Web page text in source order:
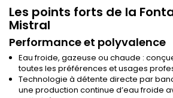
Les points forts de la
Mistral
Performance et polyvalence
Eau froide, gazeuse ou chaude :
toutes les préférences et usages
Technologie à détente directe par
une production continue d’eau froide